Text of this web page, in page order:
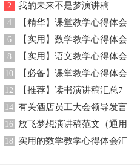
2 我的未来不是梦演讲稿
4
【精华】课堂教学心得体会
模板汇总9篇
6
【实用】数学教学心得体会
范文汇总九篇
8
【实用】语文教学心得体会
锦集八篇
10
【必备】课堂教学心得体会
范文集锦八篇
12
【推荐】读书演讲稿汇总7
篇
14 有关酒店员工大会领导发言
稿四篇
16 放飞梦想演讲稿范文（通用
5篇）
18 实用的数学教学心得体会汇